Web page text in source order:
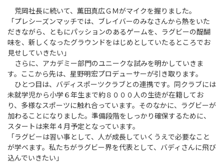
荒岡社長に続いて、薫田真広ＧＭがマイクを握りました。
「プレシーズンマッチでは、ブレイバーのみなさんから熱をいた
だきながら、ともにパッションのあるゲームを、ラグビーの醍醐
味を、新しくなったグラウンドをはじめとしていたるところでお
見せしていきたい」
さらに、アカデミー部門のユニークな試みを明かしていきま
す。ここから先は、星野明宏プロデューサーが引き取ります。
ひとつ目は、バディスポーツクラブとの連携です。同クラブには
未就学児から小学６年生まで約８０００人の生徒が在籍してお
り、多様なスポーツに触れ合っています。そのなかに、ラグビーが
加わることになりました。準備段階をしっかり確保するために、
スタートは来年４月予定となっています。
「ラグビーは習い事として、人が成長していくうえで必要なこと
が学べます。私たちがラグビー界を代表として、バディさんに飛び
込んでいきたい」